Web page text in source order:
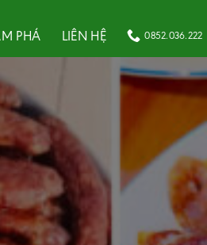
PHÁ LIÊN HỆ 0852.036.222